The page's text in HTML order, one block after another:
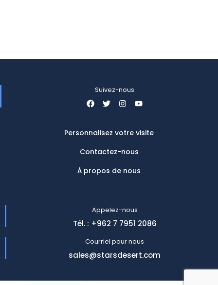
Suivez-nous
Personnalisez votre visite
Contactez-nous
À propos de nous
Appelez-nous
Tél. : +962 7 7951 2086
Courriel pour nous
sales@starsdesert.com